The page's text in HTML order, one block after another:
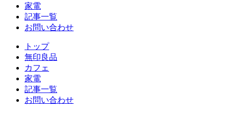
家電
記事一覧
お問い合わせ
トップ
無印良品
カフェ
家電
記事一覧
お問い合わせ